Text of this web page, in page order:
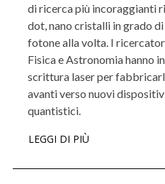
di ricerca più incoraggianti
dot, nano cristalli in grado
fotone alla volta. I
Fisica e Astronomia hanno
scrittura laser per
avanti verso nuovi
quantistici.
LEGGI DI PIÙ